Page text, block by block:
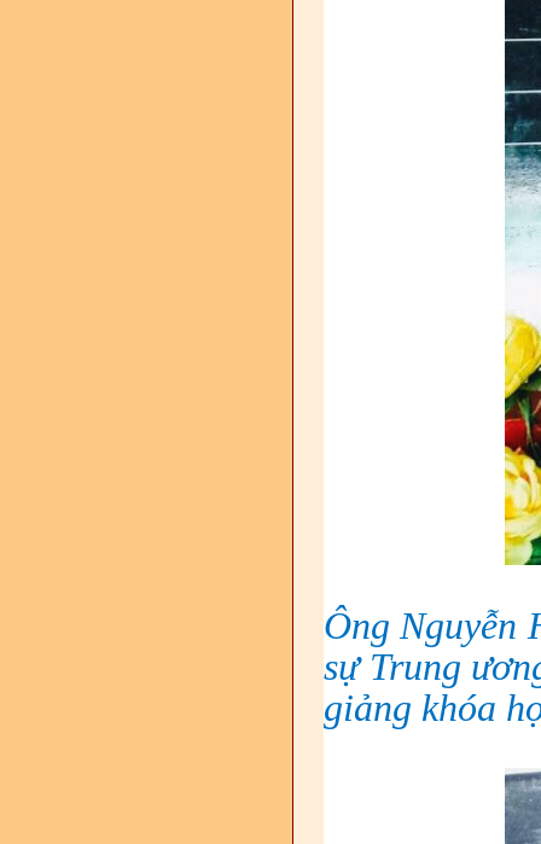
Ông Nguyễn
sự Trung
giảng khóa